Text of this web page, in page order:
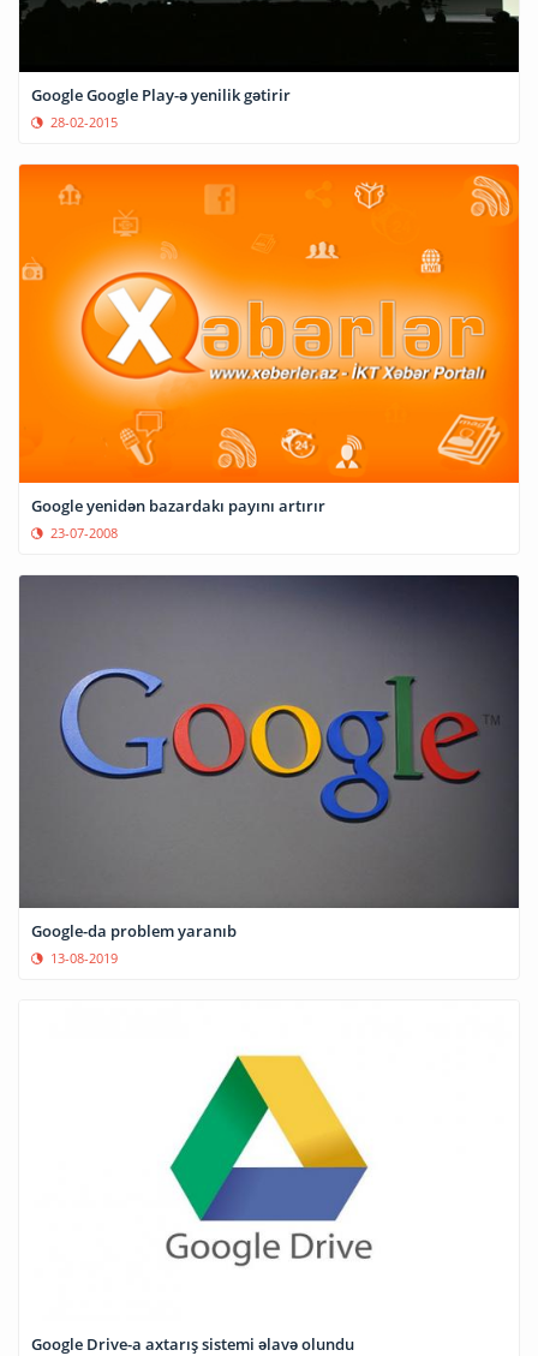
Google Google Play-ə yenilik gətirir
28-02-2015
Google yenidən bazardakı payını artırır
23-07-2008
Google-da problem yaranıb
13-08-2019
Google Drive-a axtarış sistemi əlavə olundu